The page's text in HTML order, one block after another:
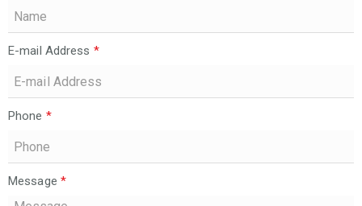
E-mail Address *
Phone *
Message *